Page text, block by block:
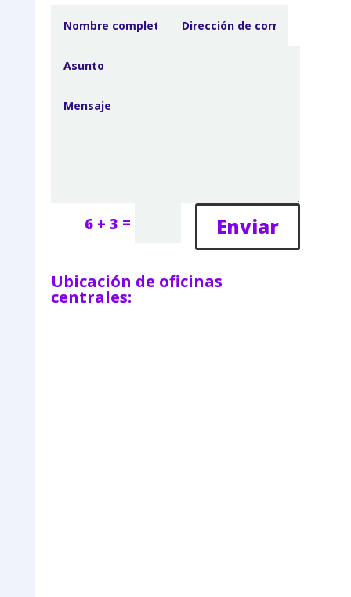
6 + 3 = Enviar
Ubicación de oficinas
centrales: